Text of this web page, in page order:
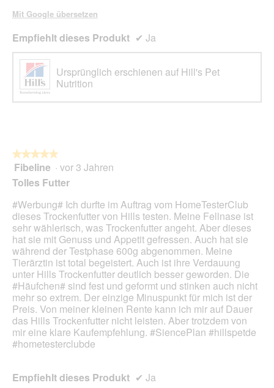
Mit Google übersetzen
Empfiehlt dieses Produkt ✔ Ja
Ursprünglich erschienen auf Hill's Pet
Nutrition
★★★★★
★★★★★
5
Sternen.
Fibeline · vor 3 Jahren
Tolles Futter
#Werbung# Ich durfte im Auftrag vom HomeTesterClub
dieses Trockenfutter von Hills testen. Meine Fellnase ist
sehr wählerisch, was Trockenfutter angeht. Aber dieses
hat sie mit Genuss und Appetit gefressen. Auch hat sie
während der Testphase 600g abgenommen. Meine
Tierärztin ist total begeistert. Auch ist ihre Verdauung
unter Hills Trockenfutter deutlich besser geworden. Die
#Häufchen# sind fest und geformt und stinken auch nicht
mehr so extrem. Der einzige Minuspunkt für mich ist der
Preis. Von meiner kleinen Rente kann ich mir auf Dauer
das Hills Trockenfutter nicht leisten. Aber trotzdem von
mir eine klare Kaufempfehlung. #SiencePlan #hillspetde
#hometesterclubde
Empfiehlt dieses Produkt ✔ Ja